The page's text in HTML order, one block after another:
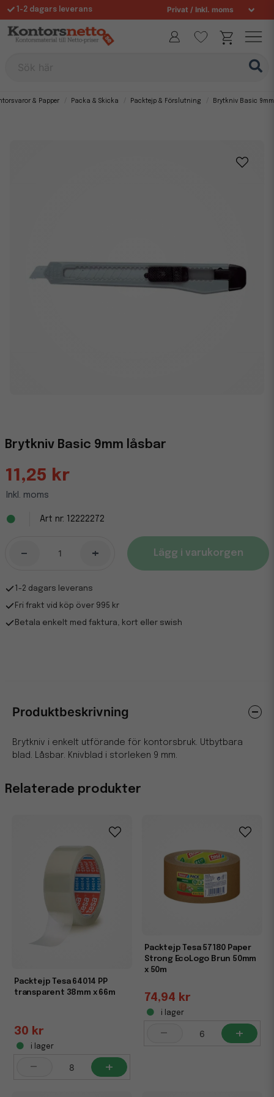
1-2 dagars leverans
Fri frakt över 995 kr
& Papper Packa & Skicka Packtejp & Förslutning Brytkniv Basic
Brytkniv Basic 9mm låsbar
11,25 kr
Inkl. moms
12222272
- + Lägg i varukorgen
1-2 dagars leverans
Fri frakt vid köp över 995 kr
Betala enkelt med faktura, kort eller swish
Relaterade produkter
Packtejp Tesa 64014 PP
transparent 38mm x 66m
30 kr
i lager
- +
Packtejp Tesa 57180 Paper
Strong EcoLogo Brun 50mm
x 50m
74,94 kr
i lager
- +
Produktbeskrivning
Brytkniv i enkelt utförande för kontorsbruk. Utbytbara
blad. Låsbar. Knivblad i storleken 9 mm.